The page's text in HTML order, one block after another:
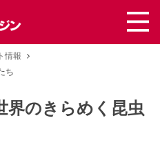
情報
ち
界のきらめく昆虫